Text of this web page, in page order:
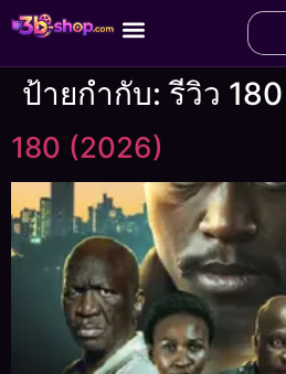
ป้ายกำกับ:รีวิว 180
180 (2026)